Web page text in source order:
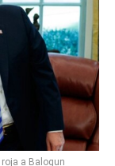
a Balogun